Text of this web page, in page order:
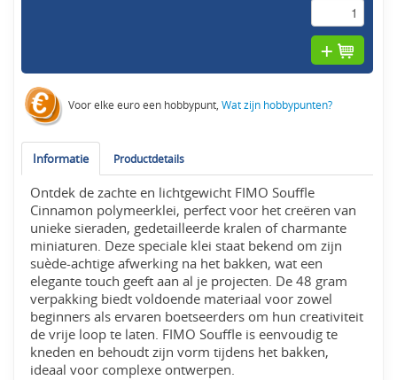
Voor elke euro een hobbypunt,Wat zijn hobbypunten?
Informatie Productdetails
Ontdek de zachte en lichtgewicht FIMO Souffle
Cinnamon polymeerklei, perfect voor het creëren van
unieke sieraden, gedetailleerde kralen of charmante
miniaturen. Deze speciale klei staat bekend om zijn
suède-achtige afwerking na het bakken, wat een
elegante touch geeft aan al je projecten. De 48 gram
verpakking biedt voldoende materiaal voor zowel
beginners als ervaren boetseerders om hun creativiteit
de vrije loop te laten. FIMO Souffle is eenvoudig te
kneden en behoudt zijn vorm tijdens het bakken,
ideaal voor complexe ontwerpen.